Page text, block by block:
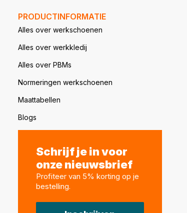
PRODUCTINFORMATIE
Alles over werkschoenen
Alles over werkkledij
Alles over PBMs
Normeringen werkschoenen
Maattabellen
Blogs
Schrijf je in voor
onze nieuwsbrief
Profiteer van 5% korting op je
bestelling.